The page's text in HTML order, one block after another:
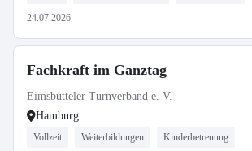
24.07.2026
Fachkraft im Ganztag
Eimsbütteler Turnverband e. V.
Hamburg
Vollzeit Weiterbildungen Kinderbetreuung